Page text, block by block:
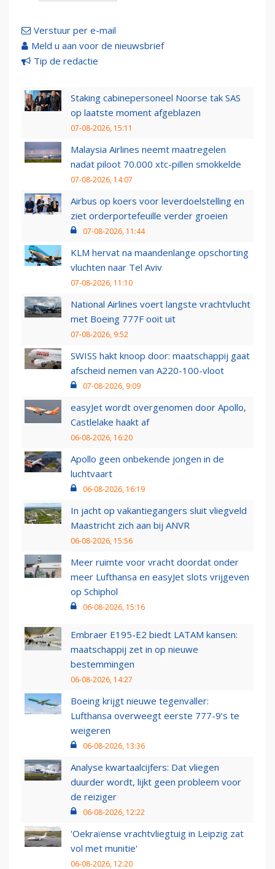
Verstuur per e-mail
Meld u aan voor de nieuwsbrief
Tip de redactie
Staking cabinepersoneel Noorse tak SAS
op laatste moment afgeblazen
07-08-2026, 15:11
Malaysia Airlines neemt maatregelen
nadat piloot 70.000 xtc-pillen smokkelde
07-08-2026, 14:07
Airbus op koers voor leverdoelstelling en
ziet orderportefeuille verder groeien
07-08-2026, 11:44
KLM hervat na maandenlange opschorting
vluchten naar Tel Aviv
07-08-2026, 11:10
National Airlines voert langste vrachtvlucht
met Boeing 777F ooit uit
07-08-2026, 9:52
SWISS hakt knoop door: maatschappij gaat
afscheid nemen van A220-100-vloot
07-08-2026, 9:09
easyJet wordt overgenomen door Apollo,
Castlelake haakt af
06-08-2026, 16:20
Apollo geen onbekende jongen in de
luchtvaart
06-08-2026, 16:19
In jacht op vakantiegangers sluit vliegveld
Maastricht zich aan bij ANVR
06-08-2026, 15:56
Meer ruimte voor vracht doordat onder
meer Lufthansa en easyJet slots vrijgeven
op Schiphol
06-08-2026, 15:16
Embraer E195-E2 biedt LATAM kansen:
maatschappij zet in op nieuwe
bestemmingen
06-08-2026, 14:27
Boeing krijgt nieuwe tegenvaller:
Lufthansa overweegt eerste 777-9’s te
weigeren
06-08-2026, 13:36
Analyse kwartaalcijfers: Dat vliegen
duurder wordt, lijkt geen probleem voor
de reiziger
06-08-2026, 12:22
'Oekraïense vrachtvliegtuig in Leipzig zat
vol met munitie'
06-08-2026, 12:20